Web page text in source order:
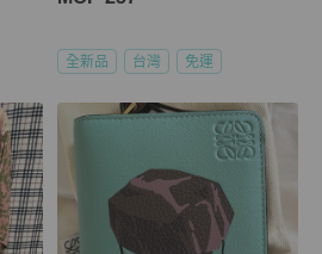
全新品 台灣 免運